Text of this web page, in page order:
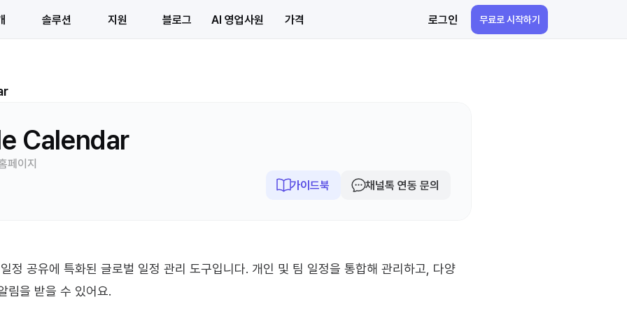
솔루션 지원 블로그 AI 영업사원 가격 로그인 무료로 시작하기
Calendar
페이지
가이드북
채널톡 연동 문의
정 공유에 특화된 글로벌 일정 관리 도구입니다. 개인 및 팀 일정을 통합해 관리하고, 다양
림을 받을 수 있어요.